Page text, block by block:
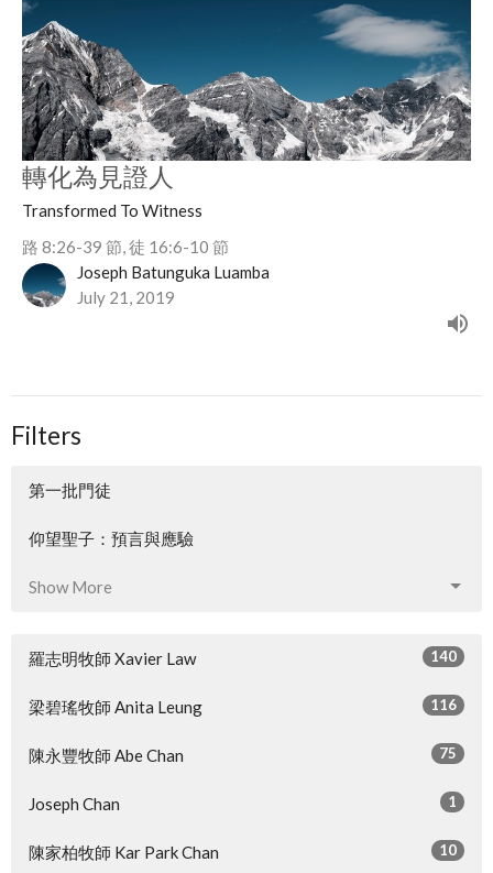
轉化為見證人
Transformed To Witness
路 8:26-39 節, 徒 16:6-10 節
Joseph Batunguka Luamba
July 21, 2019
Filters
第一批門徒
仰望聖子：預言與應驗
Show More
羅志明牧師 Xavier Law 140
梁碧瑤牧師 Anita Leung 116
陳永豐牧師 Abe Chan 75
Joseph Chan 1
陳家柏牧師 Kar Park Chan 10